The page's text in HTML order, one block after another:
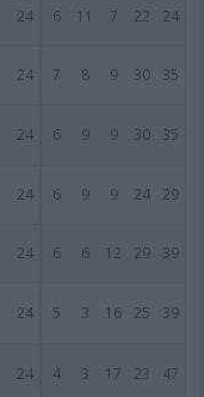
24 6 11 7 22 24
24 7 8 9 30 35
24 6 9 9 30 35
24 6 9 9 24 29
24 6 6 12 29 39
24 5 3 16 25 39
24 4 3 17 23 47